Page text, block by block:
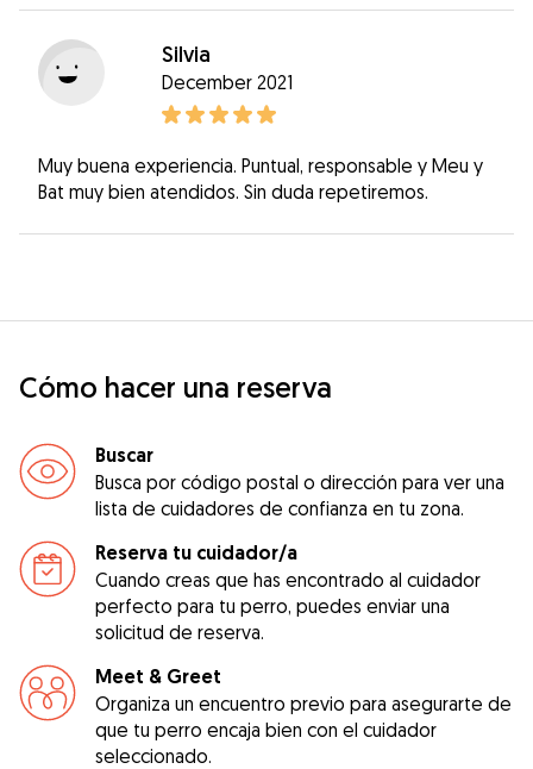
Silvia
December 2021
Muy buena experiencia. Puntual, responsable y Meu y
Bat muy bien atendidos. Sin duda repetiremos.
Cómo hacer una reserva
Buscar
Busca por código postal o dirección para ver una
lista de cuidadores de confianza en tu zona.
Reserva tu cuidador/a
Cuando creas que has encontrado al cuidador
perfecto para tu perro, puedes enviar una
solicitud de reserva.
Meet & Greet
Organiza un encuentro previo para asegurarte de
que tu perro encaja bien con el cuidador
seleccionado.